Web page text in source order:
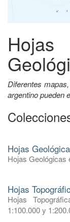
Diferentes
argentino pueden
Hojas
Hojas Geológicas
Hojas
Hojas
1:100.000 y